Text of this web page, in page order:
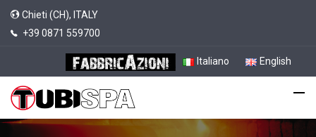
Chieti (CH), ITALY
+39 0871 559700
Italiano English